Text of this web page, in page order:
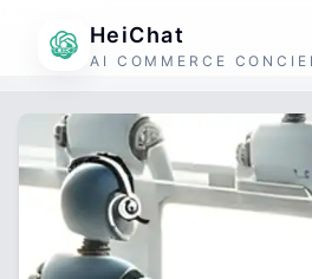
HeiChat
AI COMMERCE